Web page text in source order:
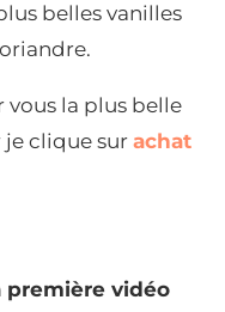
belles vanilles
vous la plus belle
clique sur achat
première vidéo